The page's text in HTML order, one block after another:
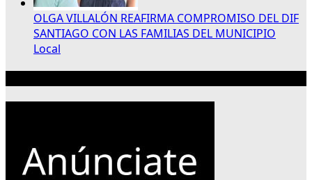
OLGA VILLALÓN REAFIRMA COMPROMISO DEL DIF
SANTIAGO CON LAS FAMILIAS DEL MUNICIPIO
Local